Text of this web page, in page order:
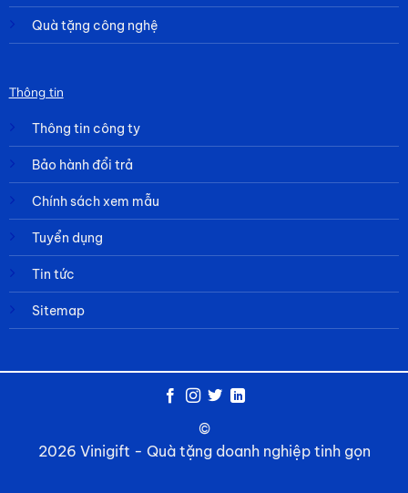
Quà tặng công nghệ
Thông tin
Thông tin công ty
Bảo hành đổi trả
Chính sách xem mẫu
Tuyển dụng
Tin tức
Sitemap
©
2026 Vinigift - Quà tặng doanh nghiệp tinh gọn